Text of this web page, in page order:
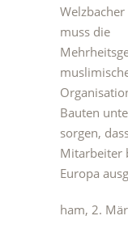
muss die
Bauten
sorgen,
Mitarbeiter
Europa
ham, 2.